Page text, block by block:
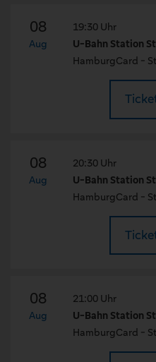
08
Aug
19:30 Uhr
U-Bahn Station
HamburgCard -
08
Aug
20:30 Uhr
U-Bahn Station
HamburgCard -
08
Aug
21:00 Uhr
U-Bahn Station
HamburgCard -